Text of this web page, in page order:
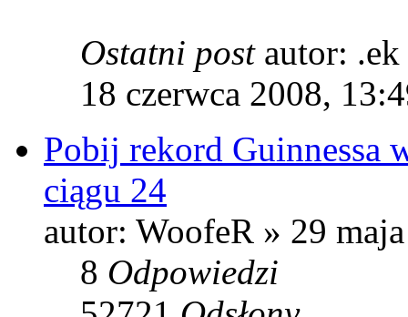
Ostatni post autor: .ek
18 czerwca 2008,
Pobij rekord Guinnessa
ciągu 24
autor: WoofeR » 29
8 Odpowiedzi